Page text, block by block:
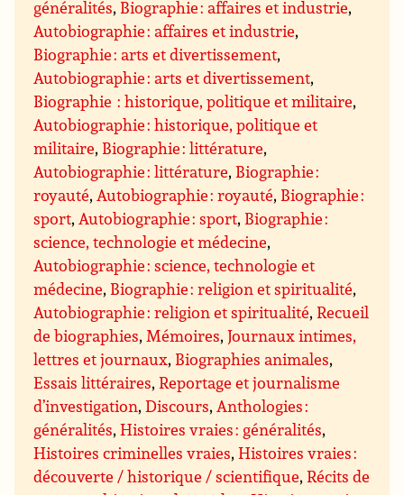
généralités, Biographie : affaires et industrie,
Autobiographie : affaires et industrie,
Biographie : arts et divertissement,
Autobiographie : arts et divertissement,
Biographie : historique, politique et militaire,
Autobiographie : historique, politique et
militaire, Biographie : littérature,
Autobiographie : littérature, Biographie :
royauté,Autobiographie : royauté, Biographie :
sport,Autobiographie : sport, Biographie :
science, technologie et médecine,
Autobiographie : science, technologie et
médecine, Biographie : religion et spiritualité,
Autobiographie : religion et spiritualité,Recueil
de biographies,Mémoires,Journaux intimes,
lettres et journaux, Biographies animales,
Essais littéraires,Reportage et journalisme
d’investigation,Discours,Anthologies :
généralités,Histoires vraies : généralités,
Histoires criminelles vraies,Histoires vraies :
découverte / historique / scientifique,Récits de